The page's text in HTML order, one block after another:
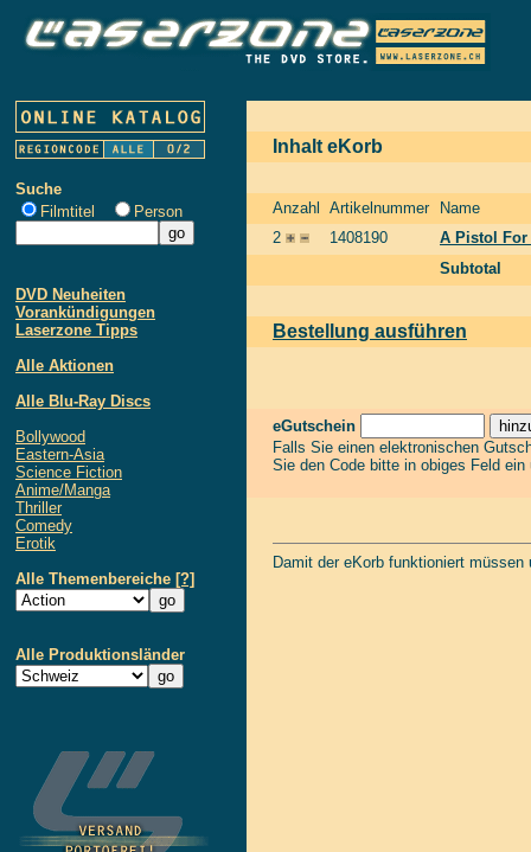
Suche
Filmtitel
Person
DVD Neuheiten
Vorankündigungen
Laserzone Tipps
Alle Aktionen
Alle Blu-Ray Discs
Bollywood
Eastern-Asia
Science Fiction
Anime/Manga
Thriller
Comedy
Erotik
Alle Themenbereiche [?]
Alle Produktionsländer
Inhalt eKorb
Anzahl Artikelnummer
Name
2
1408190
A Pistol For
Subtotal
Bestellung ausführen
eGutschein
Falls Sie einen elektronischen
Sie den Code bitte in obiges Feld
Damit der eKorb funktioniert